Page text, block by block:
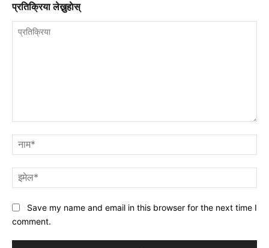
प्रतिक्रिया लेख्नुहाेस्
Save my name and email in this browser for the next time I
comment.